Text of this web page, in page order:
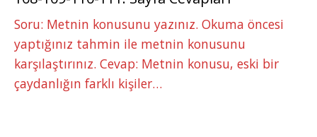
Soru: Metnin konusunu yazınız. Okuma öncesi
yaptığınız tahmin ile metnin konusunu
karşılaştırınız. Cevap: Metnin konusu, eski bir
çaydanlığın farklı kişiler…